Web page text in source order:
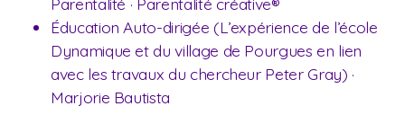
Éducation Auto-dirigée (L’expérience de l’école
Dynamique et du village de Pourgues en lien
avec les travaux du chercheur Peter Gray) ·
Marjorie Bautista